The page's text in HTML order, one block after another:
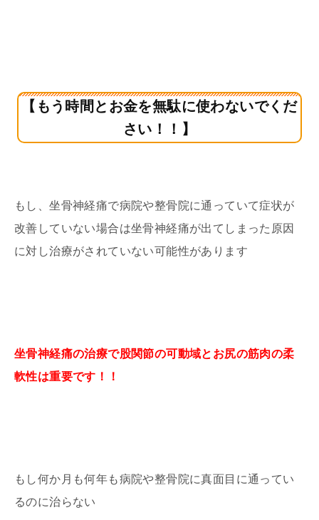
【もう時間とお金を無駄に使わないでくだ
さい！！】
もし、坐骨神経痛で病院や整骨院に通っていて症状が
改善していない場合は坐骨神経痛が出てしまった原因
に対し治療がされていない可能性があります
坐骨神経痛の治療で股関節の可動域とお尻の筋肉の柔
軟性は重要です！！
もし何か月も何年も病院や整骨院に真面目に通ってい
るのに治らない